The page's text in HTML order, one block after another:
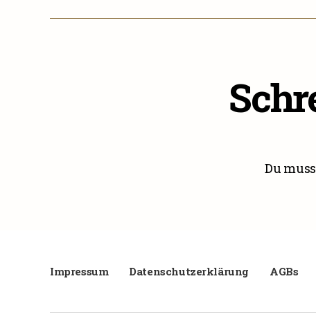
Du
Impressum Datenschutzerklärung AGBs